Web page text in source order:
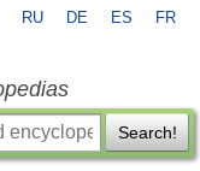
RU DE ES FR
Search!